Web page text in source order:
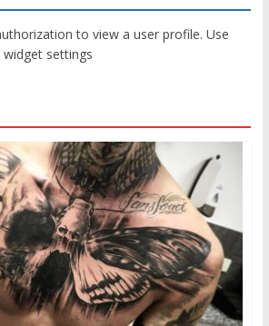
to view a user profile. Use
settings